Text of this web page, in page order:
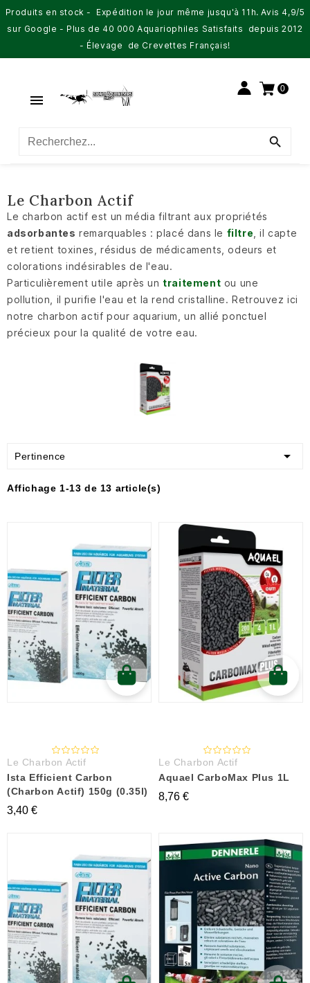
Produits en stock - Expédition le jour même jusqu'à 11h. Avis 4,9/5
sur Google - Plus de 40 000 Aquariophiles Satisfaits depuis 2012
- Élevage de Crevettes Français!

0

Le Charbon Actif
Le charbon actif est un média filtrant aux propriétés
adsorbantes remarquables : placé dans le filtre , il capte
et retient toxines, résidus de médicaments, odeurs et
colorations indésirables de l'eau.
Particulièrement utile après un traitement ou une
pollution, il purifie l'eau et la rend cristalline. Retrouvez ici
notre charbon actif pour aquarium, un allié ponctuel
précieux pour la qualité de votre eau.
Pertinence 
Affichage 1-13 de 13 article(s)
Le Charbon Actif
Ista Efficient Carbon
(Charbon Actif) 150g (0.35l)
3,40 €
Le Charbon Actif
Aquael CarboMax Plus 1L
8,76 €